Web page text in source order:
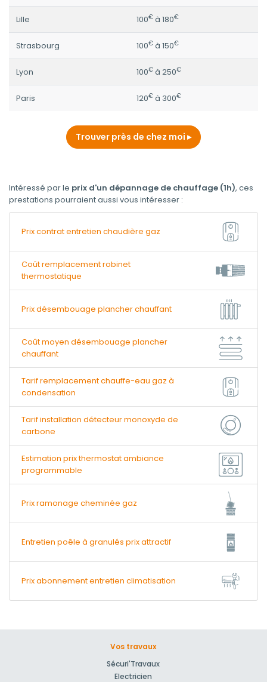
Lille 100€ à 180€
Strasbourg 100€ à 150€
Lyon 100€ à 250€
Paris 120€ à 300€
Trouver près de chez moi
Intéressé par le prix d'un dépannage de chauffage (1h), ces
prestations pourraient aussi vous intéresser :
Prix contrat entretien chaudière gaz
Coût remplacement robinet
thermostatique
Prix désembouage plancher chauffant
Coût moyen désembouage plancher
chauffant
Tarif remplacement chauffe-eau gaz à
condensation
Tarif installation détecteur monoxyde de
carbone
Estimation prix thermostat ambiance
programmable
Prix ramonage cheminée gaz
Entretien poêle à granulés prix attractif
Prix abonnement entretien climatisation
Vos travaux
Sécuri'Travaux
Electricien